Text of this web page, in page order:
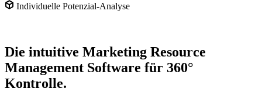
Individuelle Potenzial-Analyse
Die intuitive Marketing Resource
Management Software für 360°
Kontrolle.